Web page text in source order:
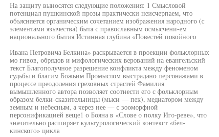
На защиту выносятся следующие положения: 1 Смысловой
потенциал пушкинской прозы практически неисчерпаем, что
объясняется органическим сочетанием изображения народного (с
элементами язычества) быта с православным осмысчени-ем
национального бытия Истинная глубина «Повестей покойного
Ивана Петровича Белкина» раскрывается в проекции фольклорных
мо гивов, обрядов и мифологических верований на евангельский
текст Благополучное разрешение конфликта между феноменом
судьбы и благим Божьим Промыслом выстрадано персонажами в
процессе преодоления греховных страстей Фамилия
вымышленного автора позволяет соотнести его с фольклорным
образом белки-сказительницы (мыси — пек), медиатором между
земным и небесным, а через нее — с зооморфной
персонификацией веще1 о Бояна в «Слове о полку Иго-реве», что
значительно расширяет культурологический контекст «бел-
кинского» цикла